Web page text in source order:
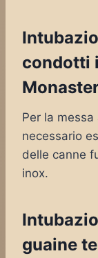
condotti
Per la
necessario
delle canne
inox.
guaine